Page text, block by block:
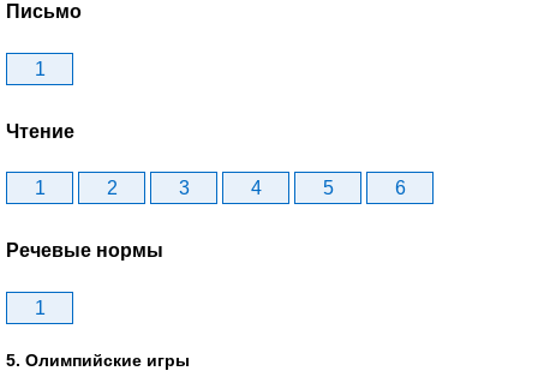
Письмо
1
Чтение
1 2 3 4 5 6
Речевые нормы
1
5. Олимпийские игры